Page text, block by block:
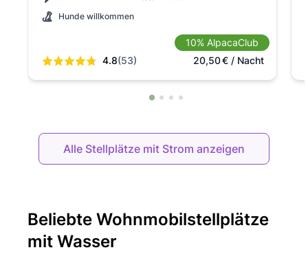
Hunde willkommen
4.8(53)
10% AlpacaClub
20,50€/ Nacht
Alle Stellplätze mit Strom anzeigen
Beliebte Wohnmobilstellplätze
mit Wasser